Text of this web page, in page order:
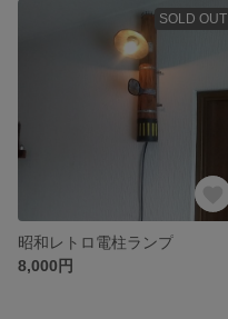
SOLD OUT
昭和レトロ電柱ランプ
8,000円